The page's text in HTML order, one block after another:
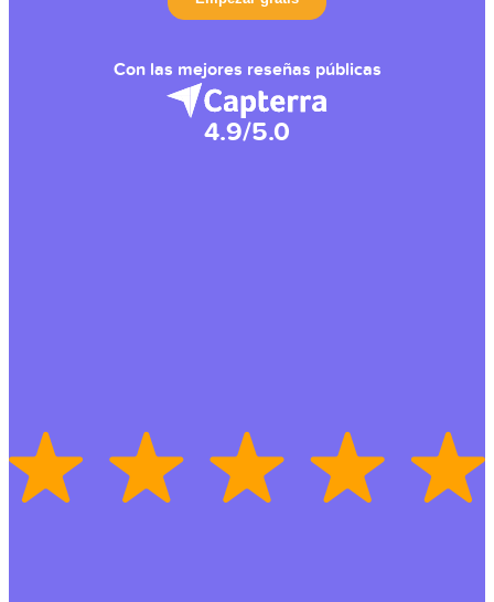
Con las mejores reseñas públicas
4.9/5.0